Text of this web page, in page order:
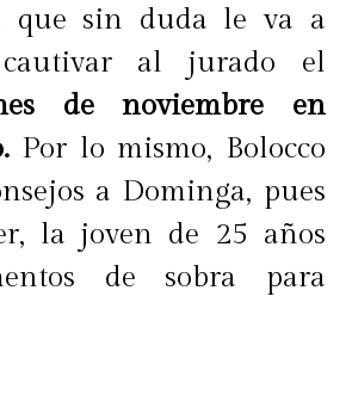
que sin duda le va a
al jurado el
de noviembre en
Por lo mismo, Bolocco
a Dominga, pues
la joven de 25 años
de sobra para